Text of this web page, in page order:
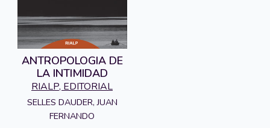
ANTROPOLOGIA DE
LA INTIMIDAD
RIALP, EDITORIAL
SELLES DAUDER, JUAN
FERNANDO